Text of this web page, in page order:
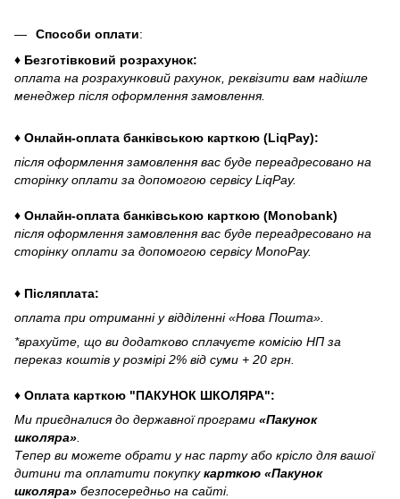
Способи оплати:
♦ Безготівковий розрахунок:
оплата на розрахунковий рахунок, реквізити вам надішле
менеджер після оформлення замовлення.
♦ Онлайн-оплата банківською карткою (LiqPay):
після оформлення замовлення вас буде переадресовано на
сторінку оплати за допомогою сервісу LiqPay.
♦ Онлайн-оплата банківською карткою (Monobank)
після оформлення замовлення вас буде переадресовано на
сторінку оплати за допомогою сервісу MonoPay.
♦ Післяплата:
оплата при отриманні у відділенні «Нова Пошта».
*врахуйте, що ви додатково сплачуєте комісію НП за
переказ коштів у розмірі 2% від суми + 20 грн.
♦ Оплата карткою "ПАКУНОК ШКОЛЯРА":
Ми приєдналися до державної програми «Пакунок
школяра»
Тепер ви можете обрати у нас парту або крісло для вашої
дитини та оплатити покупкукарткою «Пакунок
школяра» безпосередньо на сайті.